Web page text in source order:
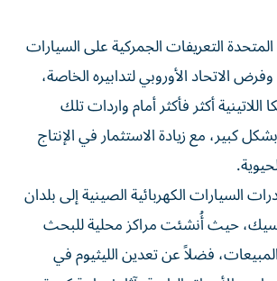
التعريفات الجمركية على السيارات
وفرض الاتحاد الأوروبي لتدابيره الخاصة،
أكثر فأكثر أمام واردات تلك
كبير، مع زيادة الاستثمار في الإنتاج
السيارات الكهربائية الصينية إلى بلدان
حيث أُنشئت مراكز محلية للبحث
فضلاً عن تعدين الليثيوم في